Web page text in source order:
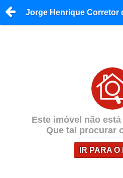
Jorge Henrique Corretor
Este imóvel não
Que tal procurar
IR PARA O